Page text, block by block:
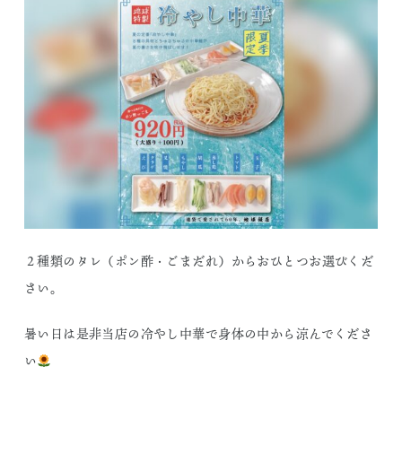
２種類のタレ（ポン酢・ごまだれ）からおひとつお選びくだ
さい。
暑い日は是非当店の冷やし中華で身体の中から涼んでくださ
い